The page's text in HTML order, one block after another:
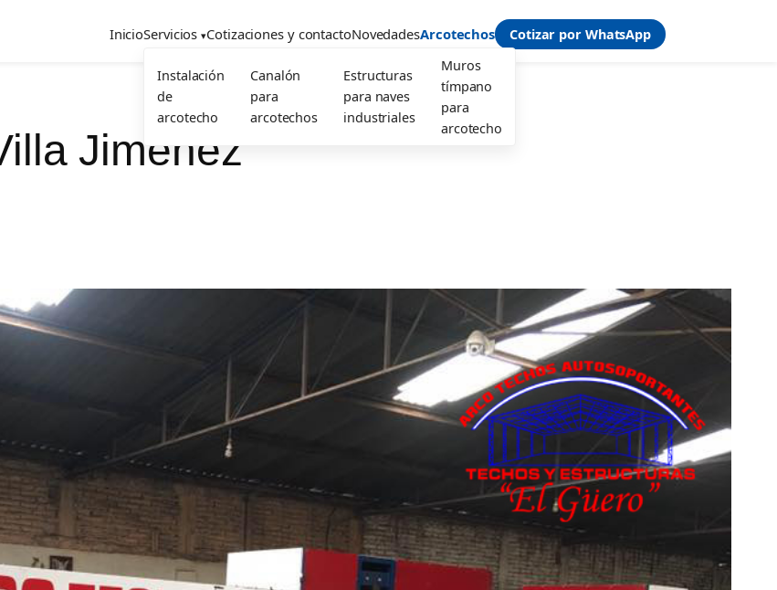
InicioServicios
Instalación
de
arcotecho
Canalón
para
arcotechos
Estructuras
para naves
industriales
Muros
tímpano
para
arcotecho
Cotizaciones y contactoNovedadesArcotechos Cotizar por WhatsApp
Jiménez